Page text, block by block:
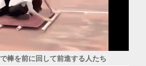
棒を前に回して前進する人たち